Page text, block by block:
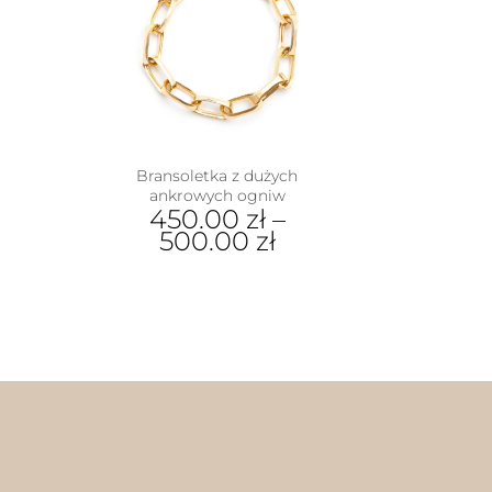
Bransoletka z dużych
ankrowych ogniw
450.00 zł–
500.00 zł
Opcje